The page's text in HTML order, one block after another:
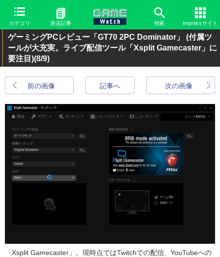
カテゴリ 過去記事 検索 Impressサイト
ゲーミングPCレビュー「GT70 2PC Dominator」 (付属ツ
ールが大充実。ライブ配信ツール「Xsplit Gamecaster」に
要注目)(8/9)
前の画像 次の画像
記事へ
「Xsplit Gamecaster」。現時点ではTwitchでの配信、YouTubeへの